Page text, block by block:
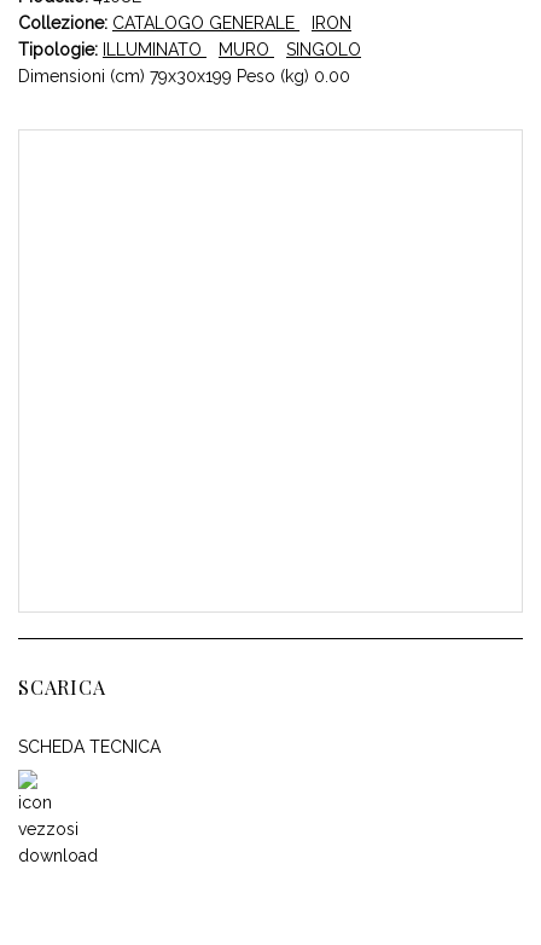
Collezione: CATALOGO GENERALE
IRON
Tipologie:
ILLUMINATO MURO
SINGOLO
Dimensioni (cm) 79x30x199 Peso (kg) 0.00
SCARICA
SCHEDA TECNICA